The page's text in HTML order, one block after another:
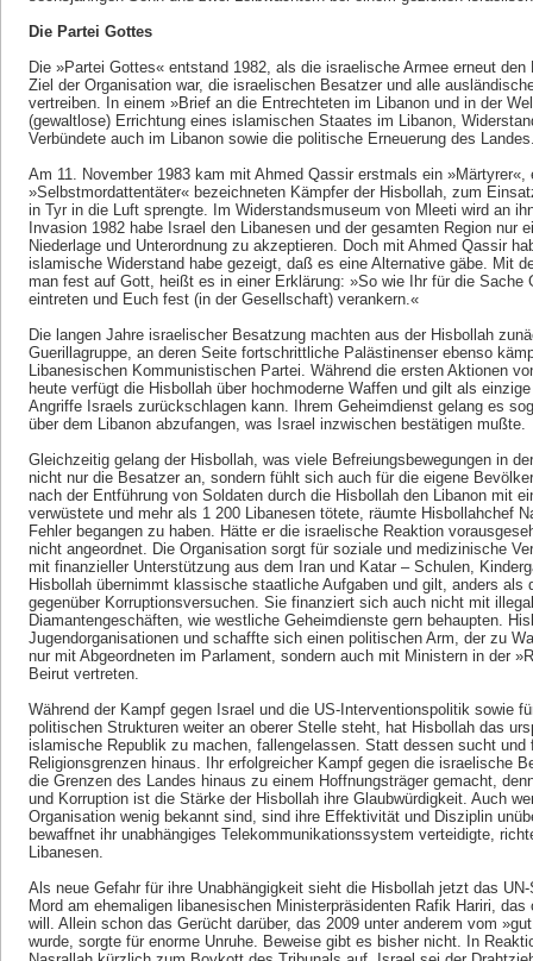
Die Partei Gottes
Die »Partei Gottes« entstand 1982, als die israelische Armee erneut
Ziel der Organisation war, die israelischen Besatzer und alle
vertreiben. In einem »Brief an die Entrechteten im Libanon und in der
(gewaltlose) Errichtung eines islamischen Staates im Libanon,
Verbündete auch im Libanon sowie die politische Erneuerung des
Am 11. November 1983 kam mit Ahmed Qassir erstmals ein »Märtyrer«,
»Selbstmordattentäter« bezeichneten Kämpfer der Hisbollah, zum
in Tyr in die Luft sprengte. Im Widerstandsmuseum von Mleeti wird an
Invasion 1982 habe Israel den Libanesen und der gesamten Region nur
Niederlage und Unterordnung zu akzeptieren. Doch mit Ahmed Qassir
islamische Widerstand habe gezeigt, daß es eine Alternative gäbe. Mit
man fest auf Gott, heißt es in einer Erklärung: »So wie Ihr für die Sache
eintreten und Euch fest (in der Gesellschaft) verankern.«
Die langen Jahre israelischer Besatzung machten aus der Hisbollah
Guerillagruppe, an deren Seite fortschrittliche Palästinenser ebenso
Libanesischen Kommunistischen Partei. Während die ersten Aktionen
heute verfügt die Hisbollah über hochmoderne Waffen und gilt als
Angriffe Israels zurückschlagen kann. Ihrem Geheimdienst gelang es
über dem Libanon abzufangen, was Israel inzwischen bestätigen mußte.
Gleichzeitig gelang der Hisbollah, was viele Befreiungsbewegungen in
nicht nur die Besatzer an, sondern fühlt sich auch für die eigene
nach der Entführung von Soldaten durch die Hisbollah den Libanon mit
verwüstete und mehr als 1 200 Libanesen tötete, räumte Hisbollahchef
Fehler begangen zu haben. Hätte er die israelische Reaktion
nicht angeordnet. Die Organisation sorgt für soziale und medizinische
mit finanzieller Unterstützung aus dem Iran und Katar – Schulen,
Hisbollah übernimmt klassische staatliche Aufgaben und gilt, anders als
gegenüber Korruptionsversuchen. Sie finanziert sich auch nicht mit
Diamantengeschäften, wie westliche Geheimdienste gern behaupten.
Jugendorganisationen und schaffte sich einen politischen Arm, der zu
nur mit Abgeordneten im Parlament, sondern auch mit Ministern in der
Beirut vertreten.
Während der Kampf gegen Israel und die US-Interventionspolitik sowie
politischen Strukturen weiter an oberer Stelle steht, hat Hisbollah das
islamische Republik zu machen, fallengelassen. Statt dessen sucht
Religionsgrenzen hinaus. Ihr erfolgreicher Kampf gegen die israelische
die Grenzen des Landes hinaus zu einem Hoffnungsträger gemacht,
und Korruption ist die Stärke der Hisbollah ihre Glaubwürdigkeit. Auch
Organisation wenig bekannt sind, sind ihre Effektivität und Disziplin
bewaffnet ihr unabhängiges Telekommunikationssystem verteidigte,
Libanesen.
Als neue Gefahr für ihre Unabhängigkeit sieht die Hisbollah jetzt das
Mord am ehemaligen libanesischen Ministerpräsidenten Rafik Hariri,
will. Allein schon das Gerücht darüber, das 2009 unter anderem vom
wurde, sorgte für enorme Unruhe. Beweise gibt es bisher nicht. In